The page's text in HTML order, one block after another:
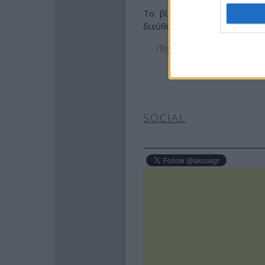
Το βίντεο δεν έχει ακόμη
διεύθυνση της Κομητείας
Πηγή: http://
SOCIAL